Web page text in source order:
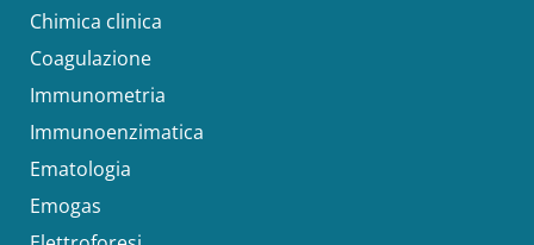
Chimica clinica
Coagulazione
Immunometria
Immunoenzimatica
Ematologia
Emogas